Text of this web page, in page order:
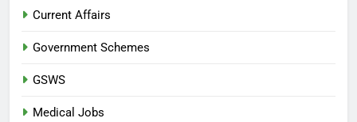
Current Affairs
Government Schemes
GSWS
Medical Jobs